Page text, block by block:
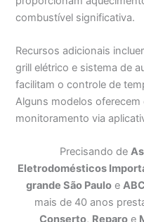
combustível significativa.
Recursos adicionais
grill elétrico e sistema de
facilitam o controle de
Alguns modelos
monitoramento via
Precisando de
Eletrodomésticos
grande São Paulo e
mais de 40 anos